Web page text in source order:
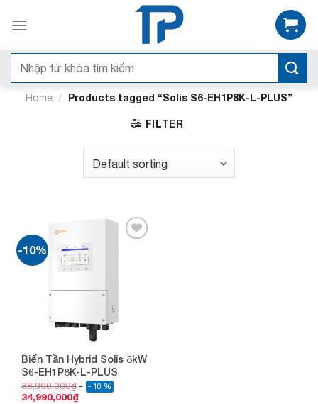
qua
dungSearch
Home / Products tagged “Solis S6-EH1P8K-L-PLUS”
FILTER
-10%
Biến Tần Hybrid Solis 8kW
S6-EH1P8K-L-PLUS
38,990,000₫ - 10 %
34,990,000₫